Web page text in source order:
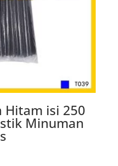
Hitam isi 250
Minuman